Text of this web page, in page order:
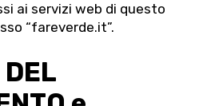
ai servizi web di questo
“fareverde.it”.